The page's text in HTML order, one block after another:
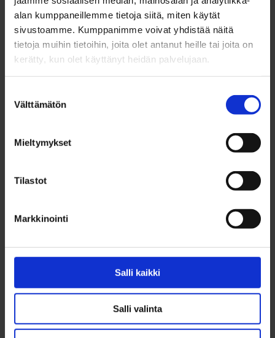
alan kumppaneillemme tietoja siitä, miten käytät
sivustoamme. Kumppanimme voivat yhdistää näitä
tietoja muihin tietoihin, joita olet antanut heille tai joita on
kerätty, kun olet käyttänyt heidän palvelujaan.
valinta
Välttämätön
Mieltymykset
Tilastot
Markkinointi
Salli kaikki
Salli valinta
nuorisopalvelut ja ryhmää ohjaavat alueen nuoriso-
ohjaajat. Ideat, toiveet ja uudet jäsenet ovat
OKeVaan aina tervetulleita!
rii.huhtalo@ouka.fi
Nuorten Bysis
044 703 8219
Hallituskatu 5A, 90100 Oulu